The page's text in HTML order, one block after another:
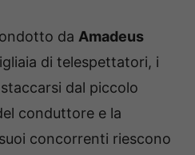
da Amadeus
di telespettatori, i
dal piccolo
conduttore e la
concorrenti riescono